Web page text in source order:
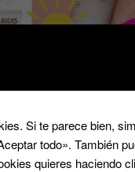
DESCUENTO de
FPS50 DE 200ml y de
Si te parece bien,
todo». También
quieres haciendo